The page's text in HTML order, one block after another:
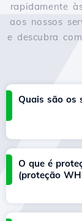
rapidamente
aos nossos
e descubra
Quais são os
O que é
(proteção